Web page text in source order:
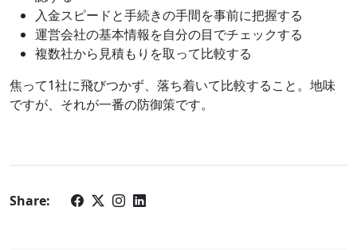
入金スピードと手続きの手間を事前に把握する
運営会社の基本情報を自分の目でチェックする
複数社から見積もりを取って比較する
焦って1社に飛びつかず、落ち着いて比較すること。地味
ですが、それが一番の防御策です。
Share: